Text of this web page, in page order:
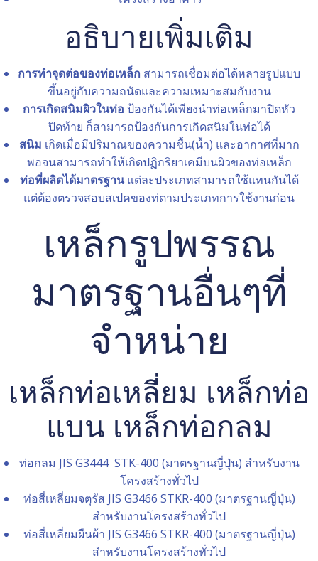
อธิบายเพิ่มเติม
การทำจุดต่อของท่อเหล็ก สามารถเชื่อมต่อได้หลายรูปแบบ
ขึ้นอยู่กับความถนัดและความเหมาะสมกับงาน
การเกิดสนิมผิวในท่อ ป้องกันได้เพียงนำท่อเหล็กมาปิดหัว
ปิดท้าย ก็สามารถป้องกันการเกิดสนิมในท่อได้
สนิม เกิดเมื่อมีปริมาณของความชื้น(น้ำ) และอากาศที่มาก
พอจนสามารถทำให้เกิดปฏิกริยาเคมีบนผิวของท่อเหล็ก
ท่อที่ผลิตได้มาตรฐานแต่ละประเภทสามารถใช้แทนกันได้
แต่ต้องตรวจสอบสเปคของท่ตามประเภทการใช้งานก่อน
เหล็กรูปพรรณ
มาตรฐานอื่นๆที่
จำหน่าย
เหล็กท่อเหลี่ยม เหล็กท่อ
แบน เหล็กท่อกลม
ท่อกลม JIS G3444 STK-400 (มาตรฐานญี่ปุ่น) สำหรับงาน
โครงสร้างทั่วไป
ท่อสี่เหลี่ยมจตุรัส JIS G3466 STKR-400 (มาตรฐานญี่ปุ่น)
สำหรับงานโครงสร้างทั่วไป
ท่อสี่เหลี่ยมผืนผ้า JIS G3466 STKR-400 (มาตรฐานญี่ปุ่น)
สำหรับงานโครงสร้างทั่วไป